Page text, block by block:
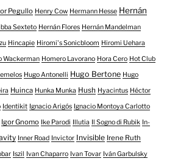
Pegullo Henry Cow Hermann Hesse Hernán
Sexteto Hernán Flores Hernán Mandelman
Hincapie Hiromi's Sonicbloom Hiromi Uehara
Wackerman Homero Lavorano Hora Cero Hot Club
Hugo Antonelli Hugo Bertone Hugo
Huinca Hunka Munka Hush Hyacintus Héctor
Identikit Ignacio Arigós Ignacio Montoya Carlotto
Igor Gnomo Ike Parodi Illutia Il Sogno di Rubik In-
Inner Road Invictor Invisible Irene Ruth
Iszil Ivan Chaparro Ivan Tovar Iván Garbulsky